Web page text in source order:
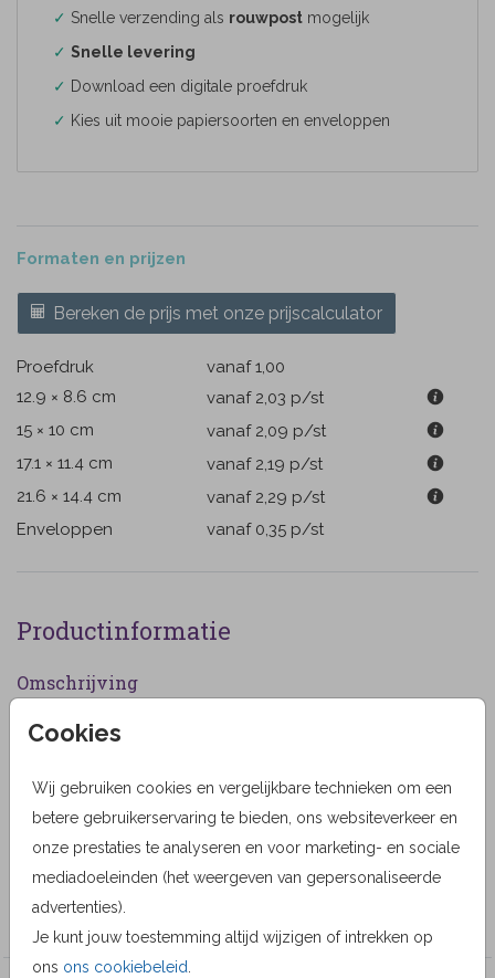
Cookies
Wij gebruiken cookies en vergelijkbare technieken om een
betere gebruikerservaring te bieden, ons websiteverkeer en
onze prestaties te analyseren en voor marketing- en sociale
mediadoeleinden (het weergeven van gepersonaliseerde
advertenties).
Je kunt jouw toestemming altijd wijzigen of intrekken op
ons ons cookiebeleid
✓ Snelle verzending als rouwpost mogelijk
✓ Snelle levering
✓ Download een digitale proefdruk
✓ Kies uit mooie papiersoorten en enveloppen
Formaten en prijzen
Bereken de prijs met onze prijscalculator
Proefdruk
vanaf 1,00
12.9 × 8.6 cm
vanaf 2,03 p/st
15 × 10 cm
vanaf 2,09 p/st
17.1 × 11.4 cm
vanaf 2,19 p/st
21.6 × 14.4 cm
vanaf 2,29 p/st
Enveloppen
vanaf 0,35 p/st
Productinformatie
Omschrijving
Stijlvolle warme bedankkaart vrouw met roze orchidee.
Designer
MyCards Design
Collectie